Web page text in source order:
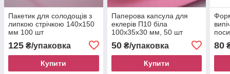
Пакетик для солодощів з
липкою стрічкою 140х150
мм 100 шт
125 ₴/упаковка
Купити
Паперова капсула для
еклерів П10 біла
100х35х30 мм, 50 шт
50₴/упаковка
Купити
80